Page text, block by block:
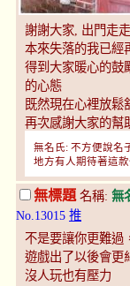
謝謝大家, 出門走
本來失落的我已經
得到大家暖心的鼓
的心態
既然現在心裡放鬆
再次感謝大家的幫
無名氏: 不方便說名
地方有人期待著這款
無標題名稱: 無
No.13015 推
不是要讓你更難過
遊戲出了以後會更
沒人玩也有壓力